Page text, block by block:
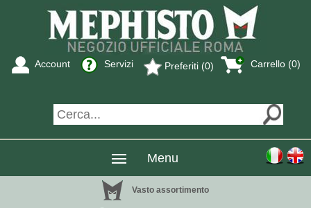
Carrello (0)
Preferiti (0)
Servizi
Account
Menu
Vasto assortimento